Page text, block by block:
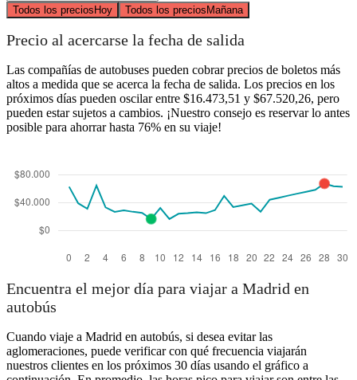
Todos los preciosHoy Todos los preciosMañana
Precio al acercarse la fecha de salida
Las compañías de autobuses pueden cobrar precios de boletos más
altos a medida que se acerca la fecha de salida. Los precios en los
próximos días pueden oscilar entre $16.473,51 y $67.520,26, pero
pueden estar sujetos a cambios. ¡Nuestro consejo es reservar lo antes
posible para ahorrar hasta 76% en su viaje!
Encuentra el mejor día para viajar a Madrid en
autobús
Cuando viaje a Madrid en autobús, si desea evitar las
aglomeraciones, puede verificar con qué frecuencia viajarán
nuestros clientes en los próximos 30 días usando el gráfico a